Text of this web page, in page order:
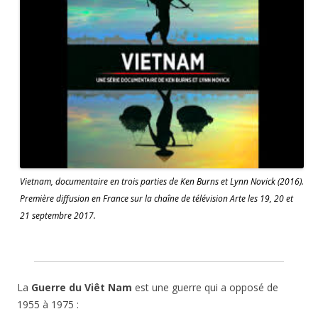
Vietnam, documentaire en trois parties de Ken Burns et Lynn Novick (2016).
Première diffusion en France sur la chaîne de télévision Arte les 19, 20 et
21 septembre 2017.
La Guerre du Viêt Nam est une guerre qui a opposé de
1955 à 1975 :